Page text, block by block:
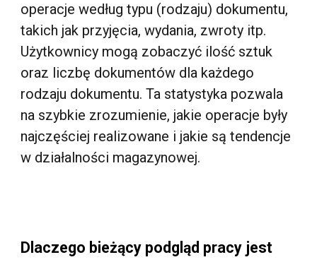
operacje według typu (rodzaju) dokumentu,
takich jak przyjęcia, wydania, zwroty itp.
Użytkownicy mogą zobaczyć ilość sztuk
oraz liczbę dokumentów dla każdego
rodzaju dokumentu. Ta statystyka pozwala
na szybkie zrozumienie, jakie operacje były
najczęściej realizowane i jakie są tendencje
w działalności magazynowej.
Dlaczego bieżący podgląd pracy jest